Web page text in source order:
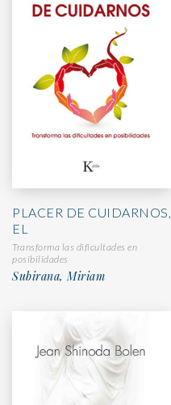
PLACER DE CUIDARNOS,
EL
Transforma las dificultades en
posibilidades
Subirana, Miriam